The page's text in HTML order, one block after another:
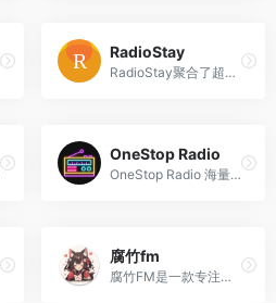
RadioStay
RadioStay聚合了超过10万家电...
OneStop Radio
OneStop Radio 海量电台资源： 它汇集了来自全球 235 多个国家和地区 的 超过 65,000 个 网络广播电台。
腐竹fm
腐竹FM是一款专注于广播剧播放的平台，其核心优势在于音质保障和个性化体验。